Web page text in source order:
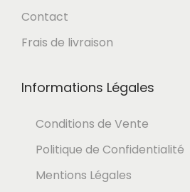
Contact
Frais de livraison
Informations Légales
Conditions de Vente
Politique de Confidentialité
Mentions Légales